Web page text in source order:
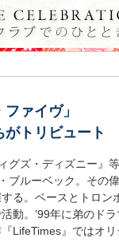
ァイヴ」
がトリビュート
グズ・ディズニー』
ブルーベック。その
る。ベースとトロ
動。’99年に弟のド
LifeTimes』ではオ